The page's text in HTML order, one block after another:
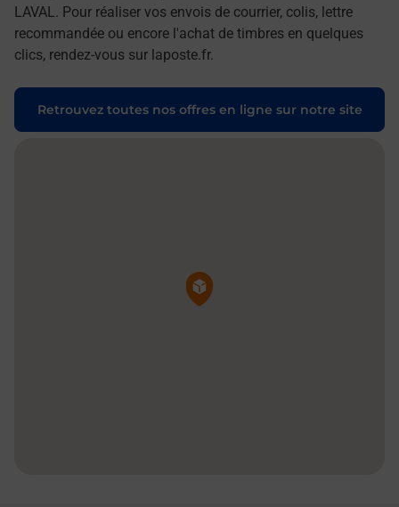
LAVAL. Pour réaliser vos envois de courrier, colis, lettre
recommandée ou encore l'achat de timbres en quelques
clics, rendez-vous sur laposte.fr.
Retrouvez toutes nos offres en ligne sur notre site
Pin de la carte